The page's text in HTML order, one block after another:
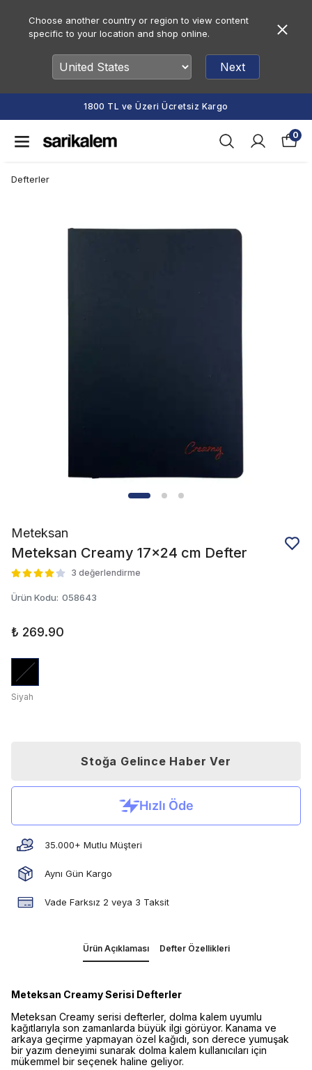
Choose another country or region to view content
specific to your location and shop online.
Next
1800 TL ve Üzeri Ücretsiz Kargo
0
Defterler
Meteksan
Meteksan Creamy 17x24 cm Defter
3 değerlendirme
Ürün Kodu: 058643
₺ 269.90
Siyah
Stoğa Gelince Haber Ver
35.000+ Mutlu Müşteri
Aynı Gün Kargo
Vade Farksız 2 veya 3 Taksit
Ürün Açıklaması Defter Özellikleri
Meteksan Creamy Serisi Defterler
Meteksan Creamy serisi defterler, dolma kalem uyumlu
kağıtlarıyla son zamanlarda büyük ilgi görüyor. Kanama ve
arkaya geçirme yapmayan özel kağıdı, son derece yumuşak
bir yazım deneyimi sunarak dolma kalem kullanıcıları için
mükemmel bir seçenek haline geliyor.